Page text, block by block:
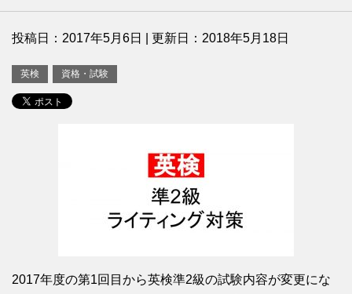
投稿日： 2017年5月6日 | 更新日： 2018年5月18日
英検 資格・試験
2017年度の第1回目から英検準2級の試験内容が変更にな